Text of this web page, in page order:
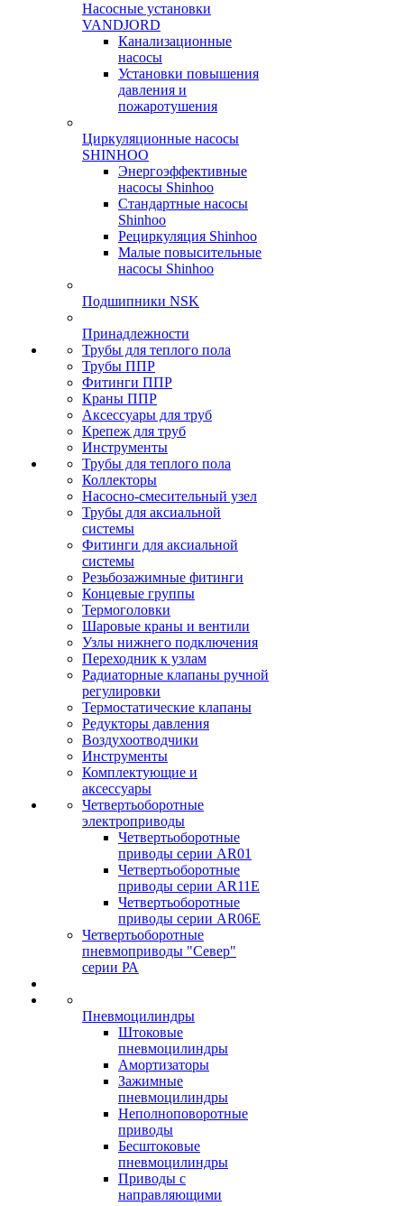
Насосные установки
VANDJORD
Канализационные
насосы
Установки повышения
давления и
пожаротушения
Циркуляционные насосы
SHINHOO
Энергоэффективные
насосы Shinhoo
Стандартные насосы
Shinhoo
Рециркуляция Shinhoo
Малые повысительные
насосы Shinhoo
Подшипники NSK
Принадлежности
Трубы для теплого пола
Трубы ППР
Фитинги ППР
Краны ППР
Аксессуары для труб
Крепеж для труб
Инструменты
Трубы для теплого пола
Коллекторы
Насосно-смесительный узел
Трубы для аксиальной
системы
Фитинги для аксиальной
системы
Резьбозажимные фитинги
Концевые группы
Термоголовки
Шаровые краны и вентили
Узлы нижнего подключения
Переходник к узлам
Радиаторные клапаны ручной
регулировки
Термостатические клапаны
Редукторы давления
Воздухоотводчики
Инструменты
Комплектующие и
аксессуары
Четвертьоборотные
электроприводы
Четвертьоборотные
приводы серии AR01
Четвертьоборотные
приводы серии AR11E
Четвертьоборотные
приводы серии AR06E
Четвертьоборотные
пневмоприводы "Север"
серии РА
Пневмоцилиндры
Штоковые
пневмоцилиндры
Амортизаторы
Зажимные
пневмоцилиндры
Неполноповоротные
приводы
Бесштоковые
пневмоцилиндры
Приводы с
направляющими